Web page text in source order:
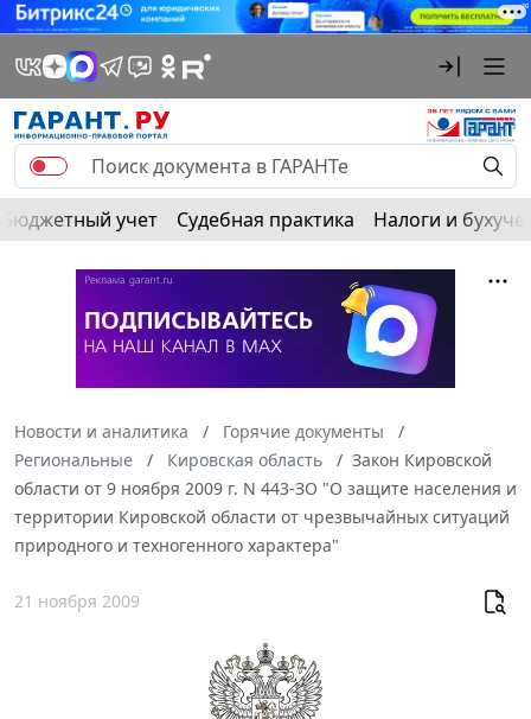
Бюджетный учет Судебная практика Налоги и
Новости и аналитика
Горячие документы
Региональные
Кировская область
Закон Кировской
области от 9 ноября 2009 г. N 443-ЗО "О защите населения и
территории Кировской области от чрезвычайных ситуаций
природного и техногенного характера"
21 ноября 2009